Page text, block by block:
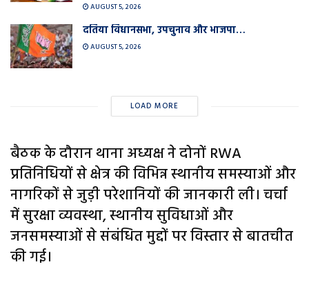
AUGUST 5, 2026
दतिया विधानसभा, उपचुनाव और भाजपा…
AUGUST 5, 2026
LOAD MORE
बैठक के दौरान थाना अध्यक्ष ने दोनों RWA
प्रतिनिधियों से क्षेत्र की विभिन्न स्थानीय समस्याओं और
नागरिकों से जुड़ी परेशानियों की जानकारी ली। चर्चा
में सुरक्षा व्यवस्था, स्थानीय सुविधाओं और
जनसमस्याओं से संबंधित मुद्दों पर विस्तार से बातचीत
की गई।